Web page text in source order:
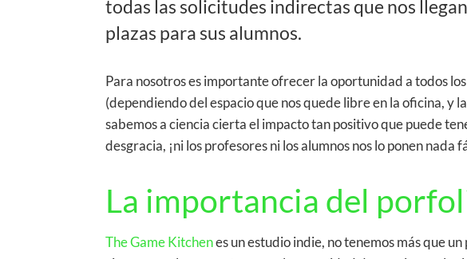
todas las solicitudes indirectas que nos
plazas para sus alumnos.
Para nosotros es importante ofrecer la oportunidad a todos
(dependiendo del espacio que nos quede libre en la oficina, y
sabemos a ciencia cierta el impacto tan positivo que puede
desgracia, ¡ni los profesores ni los alumnos nos lo ponen nada
La importancia del
The Game Kitchenes un estudio indie, no tenemos más que